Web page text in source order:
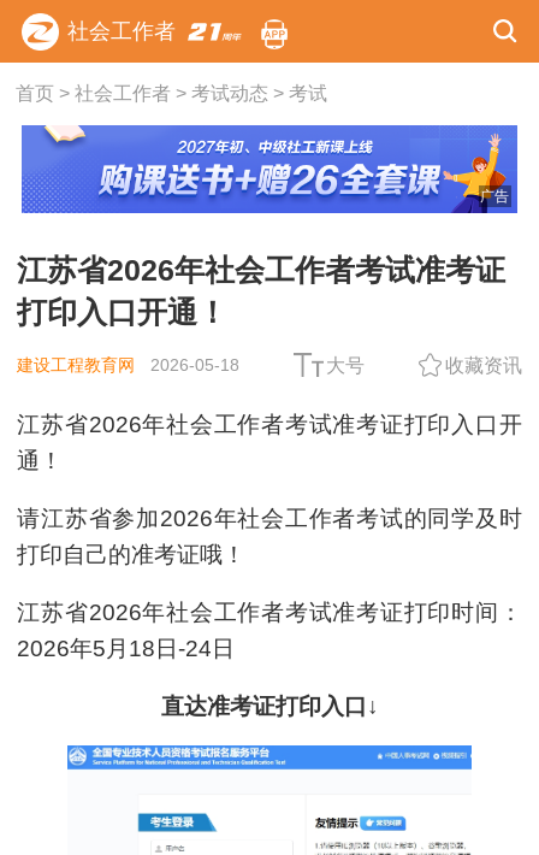
社会工作者
首页> 社会工作者> 考试动态 > 考试
广告
江苏省2026年社会工作者考试准考证
打印入口开通！
建设工程教育网 2026-05-18 大号 收藏资讯
江苏省2026年社会工作者考试准考证打印入口开
通！
请江苏省参加2026年社会工作者考试的同学及时
打印自己的准考证哦！
江苏省2026年社会工作者考试准考证打印时间：
2026年5月18日-24日
直达准考证打印入口↓